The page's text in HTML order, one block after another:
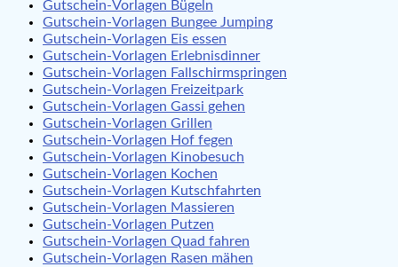
Gutschein-Vorlagen Bügeln
Gutschein-Vorlagen Bungee Jumping
Gutschein-Vorlagen Eis essen
Gutschein-Vorlagen Erlebnisdinner
Gutschein-Vorlagen Fallschirmspringen
Gutschein-Vorlagen Freizeitpark
Gutschein-Vorlagen Gassi gehen
Gutschein-Vorlagen Grillen
Gutschein-Vorlagen Hof fegen
Gutschein-Vorlagen Kinobesuch
Gutschein-Vorlagen Kochen
Gutschein-Vorlagen Kutschfahrten
Gutschein-Vorlagen Massieren
Gutschein-Vorlagen Putzen
Gutschein-Vorlagen Quad fahren
Gutschein-Vorlagen Rasen mähen